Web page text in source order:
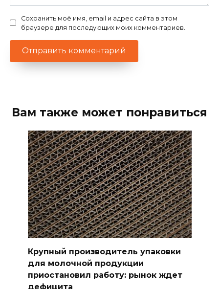
Сохранить моё имя, email и адрес сайта в этом
браузере для последующих моих комментариев.
Вам также может понравиться
Крупный производитель упаковки
для молочной продукции
приостановил работу: рынок ждет
дефицита